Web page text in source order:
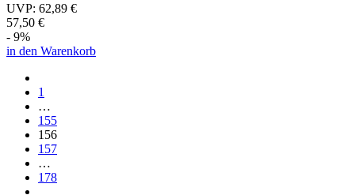
UVP: 62,89 €
57,50 €
- 9%
in den Warenkorb
1
…
155
156
157
…
178